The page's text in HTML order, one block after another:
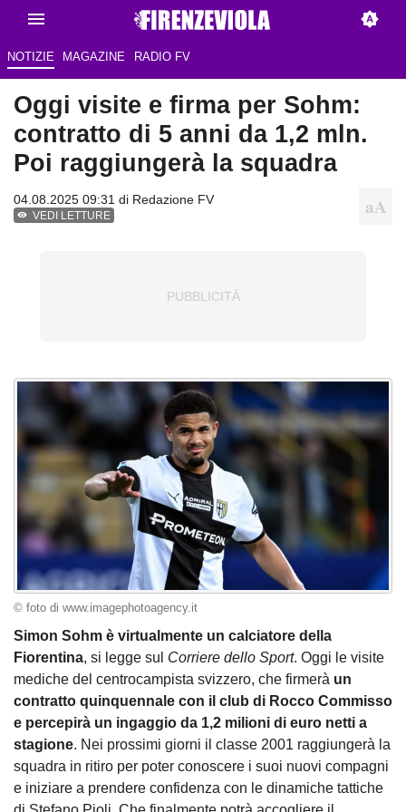
NOTIZIE MAGAZINE RADIO FV
Oggi visite e firma per Sohm:
contratto di 5 anni da 1,2 mln.
Poi raggiungerà la squadra
04.08.2025 09:31 di Redazione FV
VEDI LETTURE
© foto di www.imagephotoagency.it
Simon Sohm è virtualmente un calciatore della
Fiorentina, si legge sul Corriere dello Sport. Oggi le visite
mediche del centrocampista svizzero, che firmerà un
contratto quinquennale con il club di Rocco Commisso
e percepirà un ingaggio da 1,2 milioni di euro netti a
stagione. Nei prossimi giorni il classe 2001 raggiungerà la
squadra in ritiro per poter conoscere i suoi nuovi compagni
e iniziare a prendere confidenza con le dinamiche tattiche